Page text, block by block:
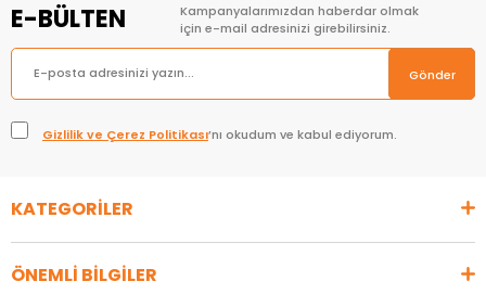
E-BÜLTEN
Kampanyalarımızdan haberdar olmak
için e-mail adresinizi girebilirsiniz.
Gönder
Gizlilik ve Çerez Politikası’nı okudum ve kabul ediyorum.
KATEGORİLER
ÖNEMLİ BİLGİLER